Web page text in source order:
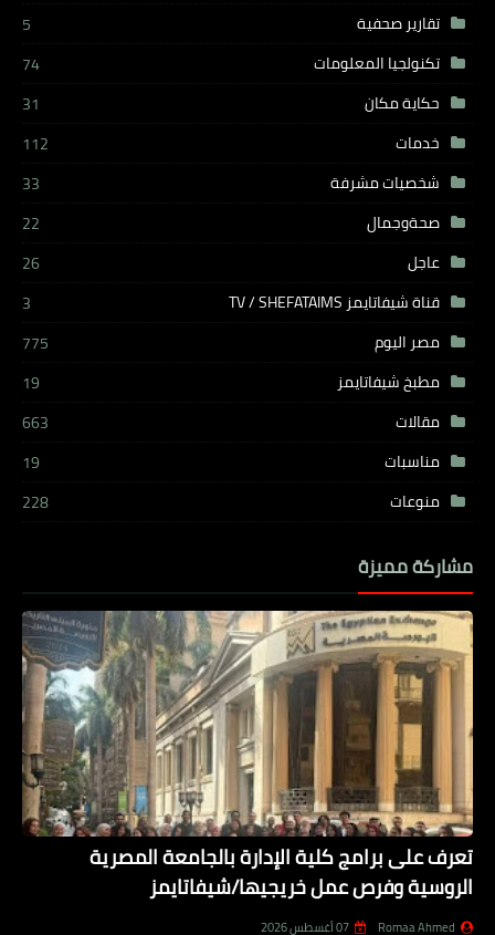
تقارير صحفية
5
تكنولجيا المعلومات
74
حكاية مكان
31
خدمات
112
شخصيات مشرفة
33
صحةوجمال
22
عاجل
26
قناة شيفاتايمز TV / SHEFATAIMS
3
مصر اليوم
775
مطبخ شيفاتايمز
19
مقالات
663
مناسبات
19
منوعات
228
مشاركة مميزة
تعرف على برامج كلية الإدارة بالجامعة المصرية
الروسية وفرص عمل خريجيها/شيفاتايمز
Romaa Ahmed 07 أغسطس 2026